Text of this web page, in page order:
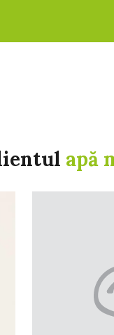
apă